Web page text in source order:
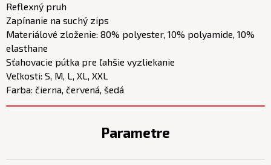
Reflexný pruh
Zapínanie na suchý zips
Materiálové zloženie: 80% polyester, 10% polyamide, 10%
elasthane
Sťahovacie pútka pre ľahšie vyzliekanie
Veľkosti: S, M, L, XL, XXL
Farba: čierna, červená, šedá
Parametre